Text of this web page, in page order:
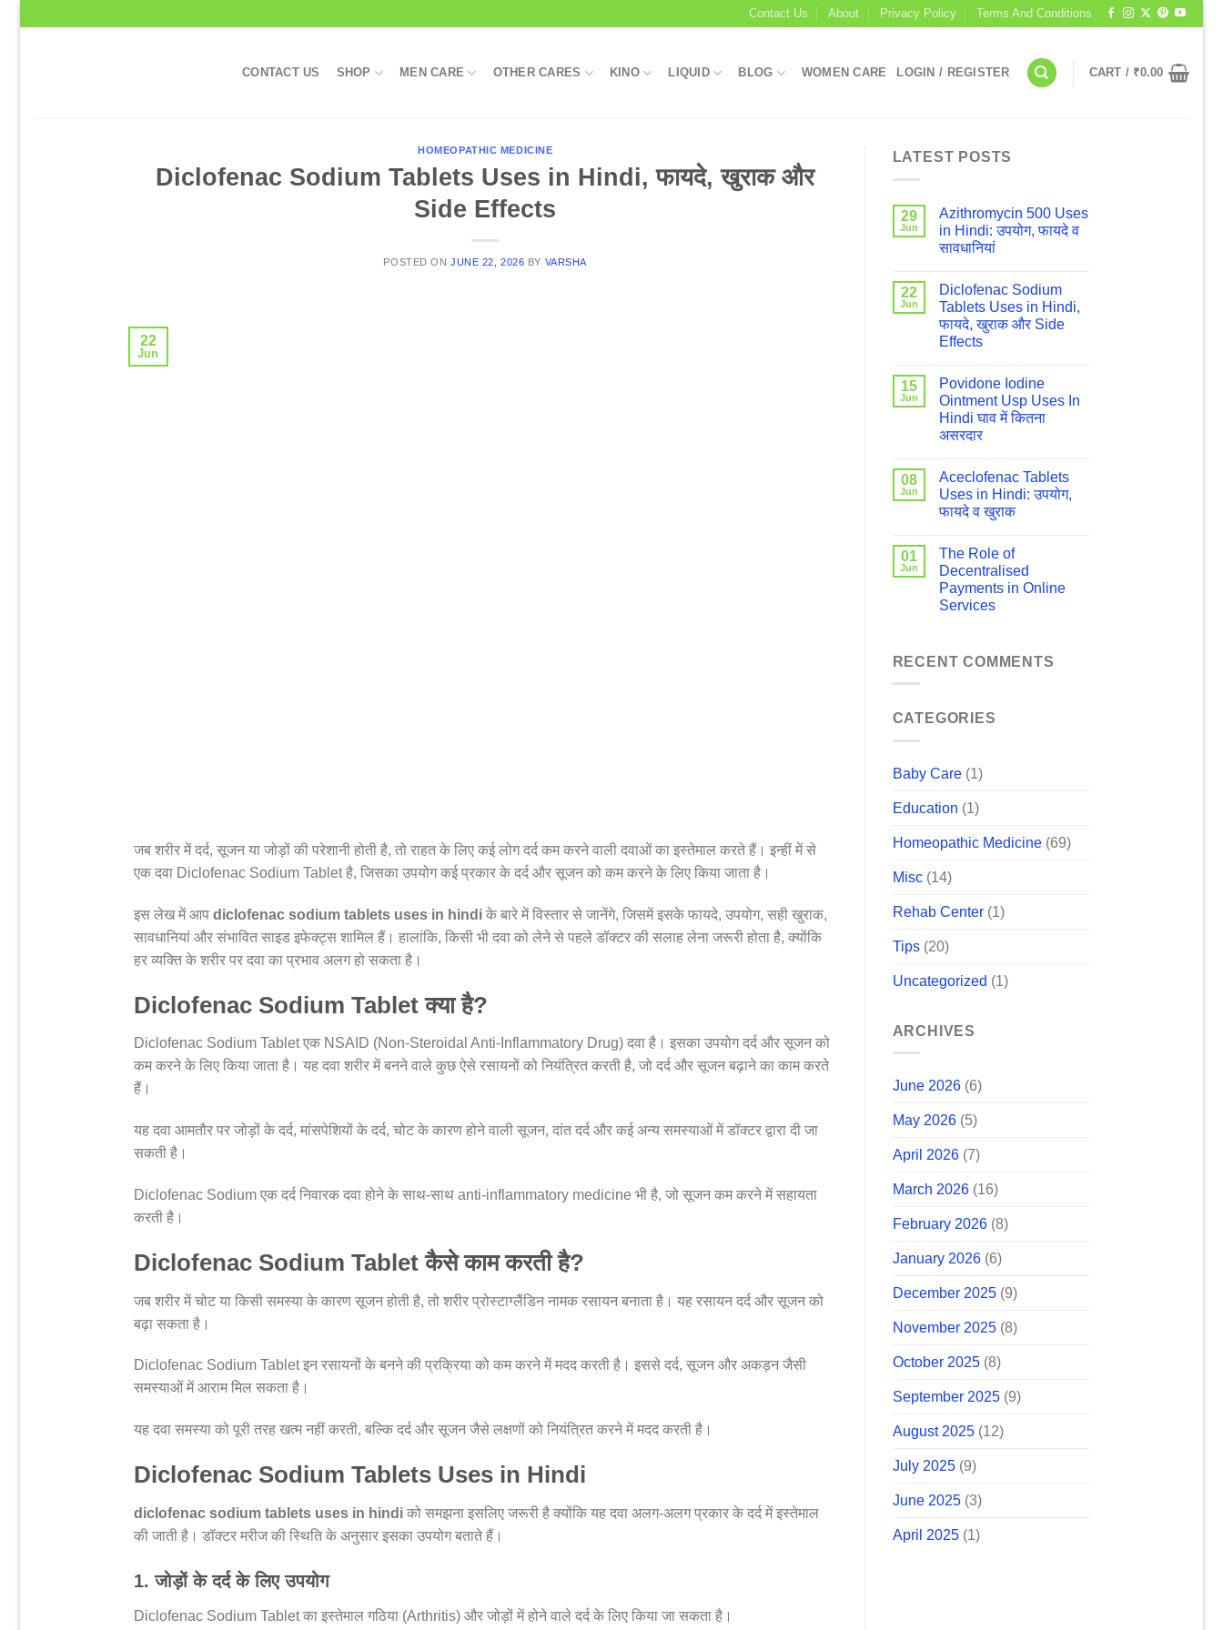
Contact Us About Privacy Policy Terms And Conditions
CONTACT US SHOP MEN CARE OTHER CARES KINO LIQUID BLOG WOMEN CARE LOGIN / REGISTER CART / ₹0.00
HOMEOPATHIC MEDICINE
Diclofenac Sodium Tablets Uses in Hindi, फायदे, खुराक और
Side Effects
POSTED ONJUNE 22, 2026 BY VARSHA
22
Jun
जब शरीर में दर्द, सूजन या जोड़ों की परेशानी होती है, तो राहत के लिए कई लोग दर्द कम करने वाली दवाओं का इस्तेमाल करते हैं। इन्हीं में से
एक दवा Diclofenac Sodium Tablet है, जिसका उपयोग कई प्रकार के दर्द और सूजन को कम करने के लिए किया जाता है।
इस लेख में आप diclofenac sodium tablets uses in hindi के बारे में विस्तार से जानेंगे, जिसमें इसके फायदे, उपयोग, सही खुराक,
सावधानियां और संभावित साइड इफेक्ट्स शामिल हैं। हालांकि, किसी भी दवा को लेने से पहले डॉक्टर की सलाह लेना जरूरी होता है, क्योंकि
हर व्यक्ति के शरीर पर दवा का प्रभाव अलग हो सकता है।
Diclofenac Sodium Tablet क्या है?
Diclofenac Sodium Tablet एक NSAID (Non-Steroidal Anti-Inflammatory Drug) दवा है। इसका उपयोग दर्द और सूजन को
कम करने के लिए किया जाता है। यह दवा शरीर में बनने वाले कुछ ऐसे रसायनों को नियंत्रित करती है, जो दर्द और सूजन बढ़ाने का काम करते
हैं।
यह दवा आमतौर पर जोड़ों के दर्द, मांसपेशियों के दर्द, चोट के कारण होने वाली सूजन, दांत दर्द और कई अन्य समस्याओं में डॉक्टर द्वारा दी जा
सकती है।
Diclofenac Sodium एक दर्द निवारक दवा होने के साथ-साथ anti-inflammatory medicine भी है, जो सूजन कम करने में सहायता
करती है।
Diclofenac Sodium Tablet कैसे काम करती है?
जब शरीर में चोट या किसी समस्या के कारण सूजन होती है, तो शरीर प्रोस्टाग्लैंडिन नामक रसायन बनाता है। यह रसायन दर्द और सूजन को
बढ़ा सकता है।
Diclofenac Sodium Tablet इन रसायनों के बनने की प्रक्रिया को कम करने में मदद करती है। इससे दर्द, सूजन और अकड़न जैसी
समस्याओं में आराम मिल सकता है।
यह दवा समस्या को पूरी तरह खत्म नहीं करती, बल्कि दर्द और सूजन जैसे लक्षणों को नियंत्रित करने में मदद करती है।
Diclofenac Sodium Tablets Uses in Hindi
diclofenac sodium tablets uses in hindi को समझना इसलिए जरूरी है क्योंकि यह दवा अलग-अलग प्रकार के दर्द में इस्तेमाल
की जाती है। डॉक्टर मरीज की स्थिति के अनुसार इसका उपयोग बताते हैं।
1. जोड़ों के दर्द के लिए उपयोग
Diclofenac Sodium Tablet का इस्तेमाल गठिया (Arthritis) और जोड़ों में होने वाले दर्द के लिए किया जा सकता है।
LATEST POSTS
29
Jun
Azithromycin 500 Uses
in Hindi: उपयोग, फायदे व
सावधानियां
22
Jun
Diclofenac Sodium
Tablets Uses in Hindi,
फायदे, खुराक और Side
Effects
15
Jun
Povidone Iodine
Ointment Usp Uses In
Hindi घाव में कितना
असरदार
08
Jun
Aceclofenac Tablets
Uses in Hindi: उपयोग,
फायदे व खुराक
01
Jun
The Role of
Decentralised
Payments in Online
Services
RECENT COMMENTS
CATEGORIES
Baby Care(1)
Education (1)
Homeopathic Medicine(69)
Misc(14)
Rehab Center(1)
Tips(20)
Uncategorized (1)
ARCHIVES
June 2026(6)
May 2026(5)
April 2026(7)
March 2026(16)
February 2026(8)
January 2026(6)
December 2025(9)
November 2025(8)
October 2025(8)
September 2025(9)
August 2025(12)
July 2025(9)
June 2025(3)
April 2025(1)